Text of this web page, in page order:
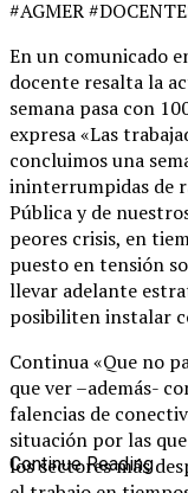
#AGMER
En un comunicado
docente resalta la
semana pasa con
expresa «Las
concluimos una
ininterrumpidas de
Pública y de
peores crisis, en
puesto en tensión
llevar adelante
posibiliten instalar
Continua «Que no
que ver –además-
falencias de
situación por las
los sectores más
Continue Reading